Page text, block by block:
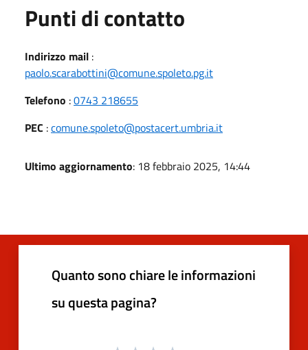
Punti di contatto
Indirizzo mail :
paolo.scarabottini@comune.spoleto.pg.it
Telefono :0743 218655
PEC :comune.spoleto@postacert.umbria.it
Ultimo aggiornamento: 18 febbraio 2025, 14:44
Quanto sono chiare le informazioni
su questa pagina?